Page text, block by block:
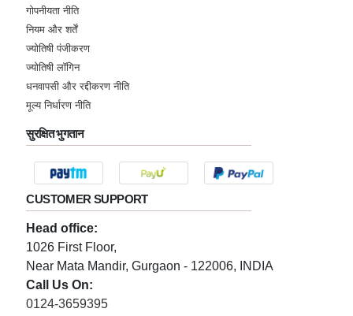
गोपनीयता नीति
नियम और शर्तें
ज्योतिषी पंजीकरण
ज्योतिषी लॉगिन
धनवापसी और रद्दीकरण नीति
मूल्य निर्धारण नीति
सुरक्षित भुगतान
CUSTOMER SUPPORT
Head office:
1026 First Floor,
Near Mata Mandir, Gurgaon - 122006, INDIA
Call Us On:
0124-3659395